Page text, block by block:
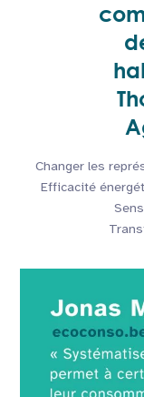
Changer les
Efficacité